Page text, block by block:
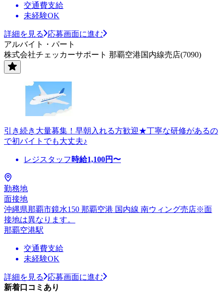
交通費支給
未経験OK
詳細を見る
応募画面に進む
アルバイト・パート
株式会社チェッカーサポート 那覇空港国内線売店(7090)
引き続き大量募集！早朝入れる方歓迎★丁寧な研修があるの
で初バイトでも大丈夫♪
レジスタッフ 時給1,100円〜
勤務地
面接地
沖縄県那覇市鏡水150 那覇空港 国内線 南ウィング売店※面
接地は異なります。
那覇空港駅
交通費支給
未経験OK
詳細を見る
応募画面に進む
新着口コミあり